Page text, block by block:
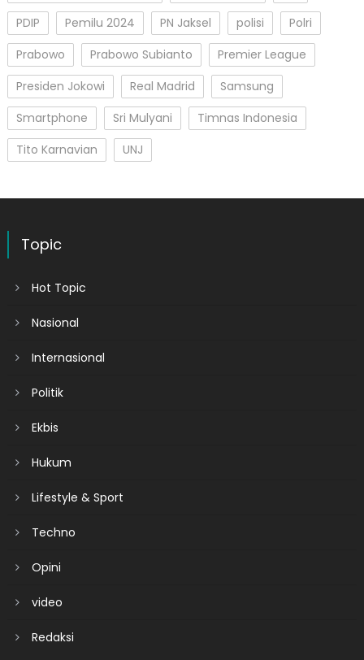
PDIP
Pemilu 2024 PN Jaksel polisi
Polri
Prabowo
Prabowo Subianto
Premier League
Presiden Jokowi
Real Madrid
Samsung
Smartphone
Sri Mulyani
Timnas Indonesia
Tito Karnavian
UNJ
Topic
Hot Topic
Nasional
Internasional
Politik
Ekbis
Hukum
Lifestyle & Sport
Techno
Opini
video
Redaksi